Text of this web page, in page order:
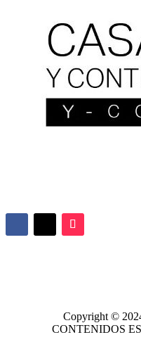
Copyright ©
CONTENIDOS